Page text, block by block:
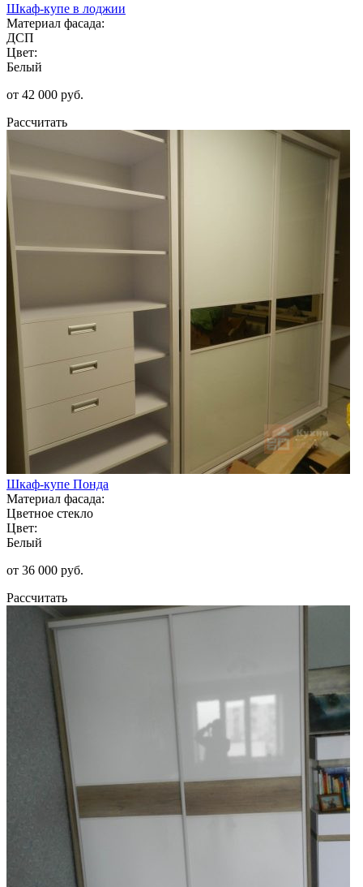
Шкаф-купе в лоджии
Материал фасада:
ДСП
Цвет:
Белый
от 42 000 руб.
Рассчитать
Шкаф-купе Понда
Материал фасада:
Цветное стекло
Цвет:
Белый
от 36 000 руб.
Рассчитать